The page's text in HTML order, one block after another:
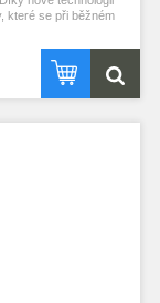
které se při běžném
atraktivity.
Příchuť: SK30 (stejné